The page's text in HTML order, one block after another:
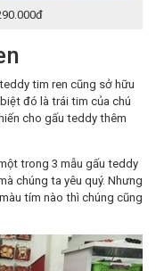
tim ren cũng sở hữu
đó là trái tim của chú
cho gấu teddy thêm
trong 3 mẫu gấu teddy
chúng ta yêu quý. Nhưng
tím nào thì chúng cũng